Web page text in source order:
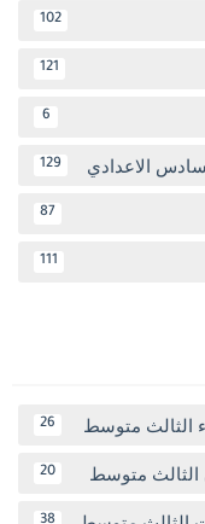
102
121
6
الاعدادي 129
87
111
الثالث متوسط 26
الثالث متوسط 20